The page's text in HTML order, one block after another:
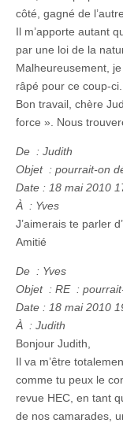
côté, gagné de
Il m’apporte autant
par une loi de la
Malheureusement,
râpé pour ce coup-ci.
Bon travail, chère
force ». Nous
De : Judith
Objet : pourrait-on
Date : 18 mai 2010
À : Yves
J’aimerais te parler
Amitié
De : Yves
Objet : RE :
Date : 18 mai 2010
À : Judith
Bonjour Judith,
Il va m’être
comme tu peux le
revue HEC, en tant
de nos camarades,